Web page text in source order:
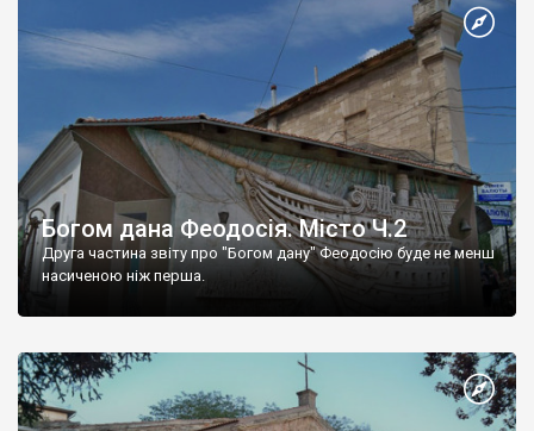
Богом дана Феодосія. Місто Ч.2
Друга частина звіту про "Богом дану" Феодосію буде не менш
насиченою ніж перша.